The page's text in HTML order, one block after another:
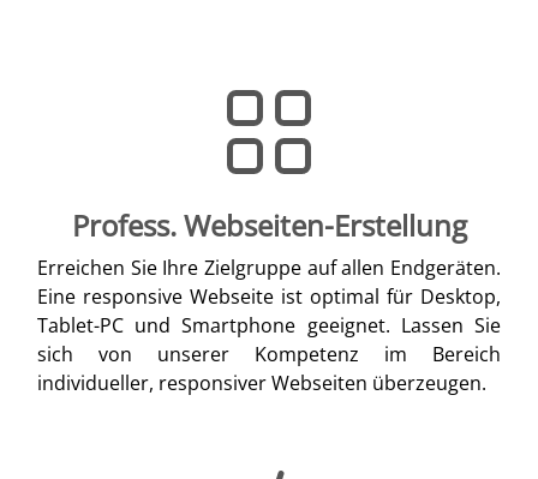
Profess. Webseiten-Erstellung
Erreichen Sie Ihre Zielgruppe auf allen Endgeräten.
Eine responsive Webseite ist optimal für Desktop,
Tablet-PC und Smartphone geeignet. Lassen Sie
sich von unserer Kompetenz im Bereich
individueller, responsiver Webseiten überzeugen.